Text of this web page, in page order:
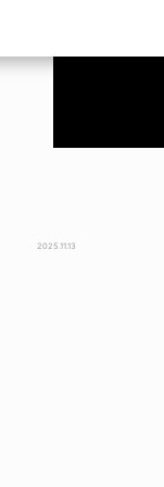
2025.11.13